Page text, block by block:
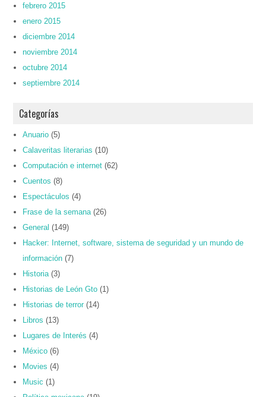
febrero 2015
enero 2015
diciembre 2014
noviembre 2014
octubre 2014
septiembre 2014
Categorías
Anuario (5)
Calaveritas literarias (10)
Computación e internet (62)
Cuentos (8)
Espectáculos (4)
Frase de la semana (26)
General (149)
Hacker: Internet, software, sistema de seguridad y un mundo de
información (7)
Historia (3)
Historias de León Gto (1)
Historias de terror (14)
Libros (13)
Lugares de Interés (4)
México (6)
Movies (4)
Music (1)